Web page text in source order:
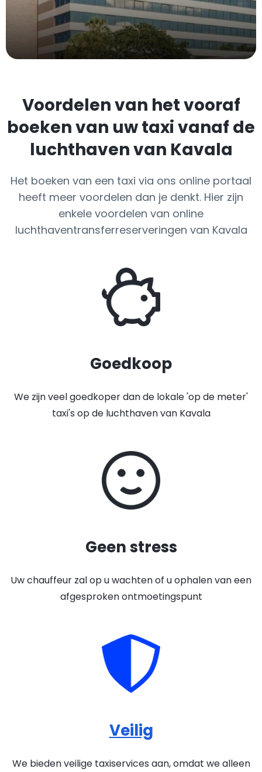
Voordelen van het vooraf
boeken van uw taxi vanaf de
luchthaven van Kavala
Het boeken van een taxi via ons online portaal
heeft meer voordelen dan je denkt. Hier zijn
enkele voordelen van online
luchthaventransferreserveringen van Kavala
Goedkoop
We zijn veel goedkoper dan de lokale 'op de meter'
taxi's op de luchthaven van Kavala
Geen stress
Uw chauffeur zal op u wachten of u ophalen van een
afgesproken ontmoetingspunt
Veilig
We bieden veilige taxiservices aan, omdat we alleen